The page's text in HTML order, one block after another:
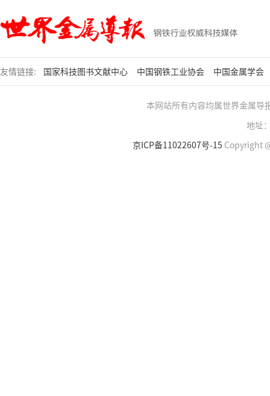
友情链接: 国家科技图书文献中心 中国钢铁工业协会 中国金属学会
本网站所有内容均属世界金属导
地址
京ICP备11022607号-15 Copyright